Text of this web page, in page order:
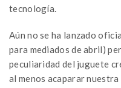
tecnología.
Aún no se ha lanzado
para mediados de abril)
peculiaridad del juguete
al menos acaparar